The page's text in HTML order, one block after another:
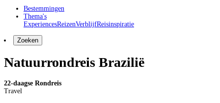
Bestemmingen
Thema's
ExperiencesReizenVerblijfReisinspiratie
Zoeken
Natuurrondreis Brazilië
22-daagse Rondreis
Travel